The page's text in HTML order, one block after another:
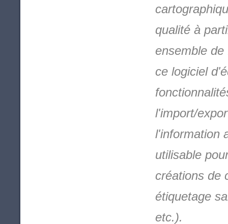
qualité à
ensemble
ce logiciel
l'import/
l'information
utilisable
créations de
étiquetage
etc.).